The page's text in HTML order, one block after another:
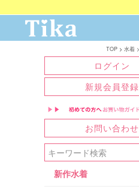
TOP 水着
ログイン
新規会員登録
お問い合わせ
新作水着